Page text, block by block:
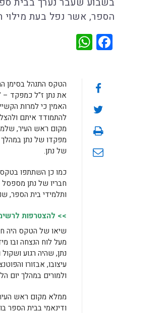
הספר, אשר נפל בעת מילוי
Facebook
הטקס התנהל בסימן
את נתן ז"ל כמפקד –
האמין כי למרות
להתמודד איתם
מקום ראש העיר,
מפקדו של נתן במהלך
של נתן.
כמו כן השתתפו בטקס
חבריו של נתן מספסל
ותלמידי בית הספר,
>> להצטרפות
שיאו של הטקס היה
מעל לוח הנצחה ובו
נתן, שהיה רגוע
עיצובו, אבזורו
ולמורים במהלך יום
ממלא מקום ראש
ודינאמי בבית הספר